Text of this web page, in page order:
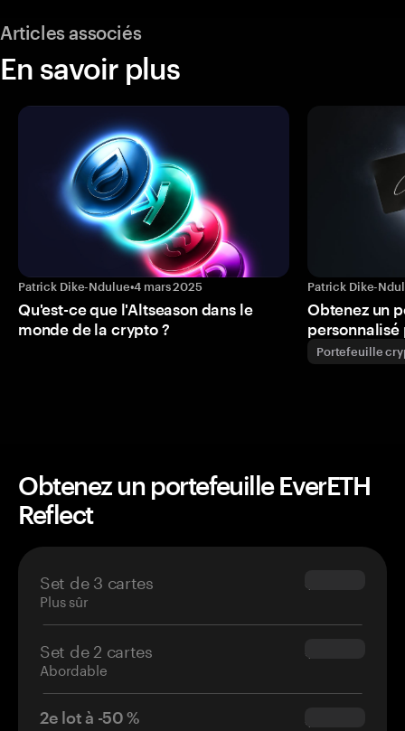
Articles associés
En savoir plus
Patrick Dike-Ndulue•4 mars 2025
Qu'est-ce que l'Altseason dans le
monde de la crypto ?
Patrick Dike-
Obtenez un
personnalisé
Portefeuille
Obtenez un portefeuille EverETH
Reflect
Set de 3 cartes
Plus sûr
$69.90
Set de 2 cartes
Abordable
$54.90
2e lot à -50 % $34.95